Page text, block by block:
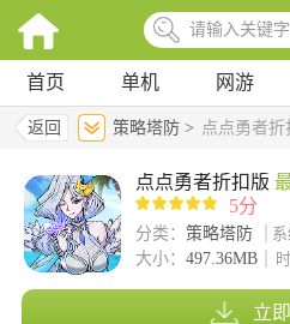
首页 单机 网游
返回 策略塔防 > 点点勇者折
点点勇者折扣版
5分
分类： 策略塔防 系
大小： 497.36MB
立